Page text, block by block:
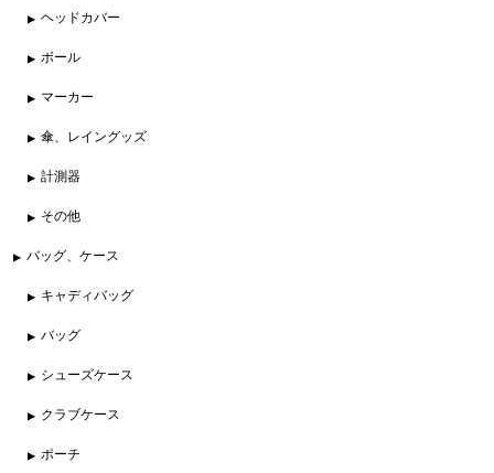
ヘッドカバー
ボール
マーカー
傘、レイングッズ
計測器
その他
バッグ、ケース
キャディバッグ
バッグ
シューズケース
クラブケース
ポーチ